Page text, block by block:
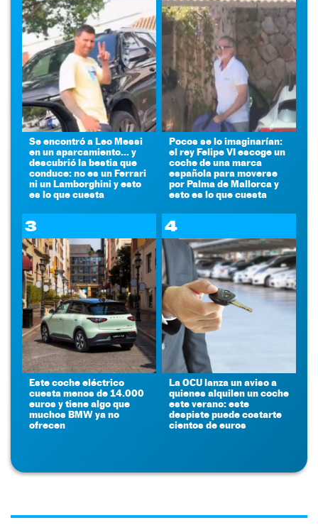
Se encontró a Leo Messi
en un aparcamiento... y
descubrió la bestia que
conduce: no es un Ferrari
ni un Lamborghini y esto
es lo que cuesta
Pocos se lo imaginarían:
el rey Felipe VI escoge un
coche de una marca
española para moverse
por Palma de Mallorca y
esto es lo que cuesta
3
Este coche eléctrico
cuesta menos de 14.000
euros y tiene algo que
muchos BMW ya no
ofrecen
4
La OCU lanza un aviso a
quienes alquilen un coche
este verano: este
despiste puede costarte
cientos de euros